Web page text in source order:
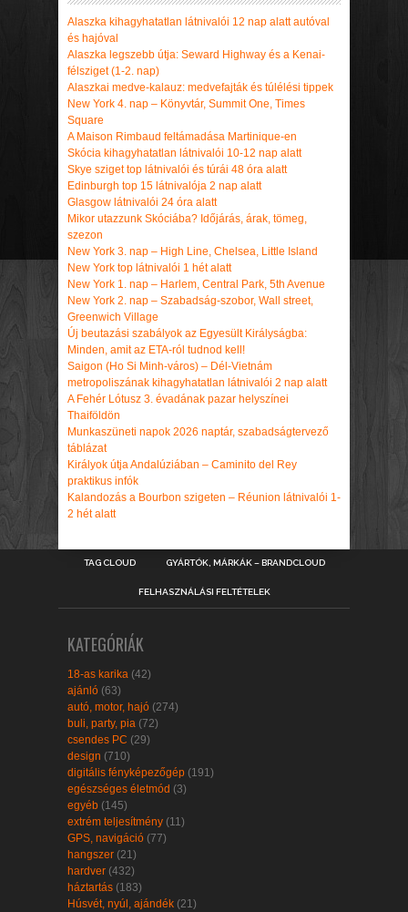
Alaszka kihagyhatatlan látnivalói 12 nap alatt autóval
és hajóval
Alaszka legszebb útja: Seward Highway és a Kenai-
félsziget (1-2. nap)
Alaszkai medve-kalauz: medvefajták és túlélési tippek
New York 4. nap – Könyvtár, Summit One, Times
Square
A Maison Rimbaud feltámadása Martinique-en
Skócia kihagyhatatlan látnivalói 10-12 nap alatt
Skye sziget top látnivalói és túrái 48 óra alatt
Edinburgh top 15 látnivalója 2 nap alatt
Glasgow látnivalói 24 óra alatt
Mikor utazzunk Skóciába? Időjárás, árak, tömeg,
szezon
New York 3. nap – High Line, Chelsea, Little Island
New York top látnivalói 1 hét alatt
New York 1. nap – Harlem, Central Park, 5th Avenue
New York 2. nap – Szabadság-szobor, Wall street,
Greenwich Village
Új beutazási szabályok az Egyesült Királyságba:
Minden, amit az ETA-ról tudnod kell!
Saigon (Ho Si Minh-város) – Dél-Vietnám
metropoliszának kihagyhatatlan látnivalói 2 nap alatt
A Fehér Lótusz 3. évadának pazar helyszínei
Thaiföldön
Munkaszüneti napok 2026 naptár, szabadságtervező
táblázat
Királyok útja Andalúziában – Caminito del Rey
praktikus infók
Kalandozás a Bourbon szigeten – Réunion látnivalói 1-
2 hét alatt
TAG CLOUD GYÁRTÓK, MÁRKÁK – BRANDCLOUD
FELHASZNÁLÁSI FELTÉTELEK
KATEGÓRIÁK
18-as karika (42)
ajánló (63)
autó, motor, hajó (274)
buli, party, pia (72)
csendes PC (29)
design (710)
digitális fényképezőgép (191)
egészséges életmód (3)
egyéb (145)
extrém teljesítmény (11)
GPS, navigáció (77)
hangszer (21)
hardver (432)
háztartás (183)
Húsvét, nyúl, ajándék (21)